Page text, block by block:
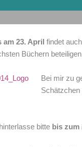
am 23. April findet
Büchern
Bei mir zu
Schätzchen
bitte bis zum